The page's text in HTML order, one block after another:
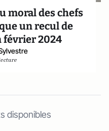
moral des chefs
un recul de
février 2024
disponibles